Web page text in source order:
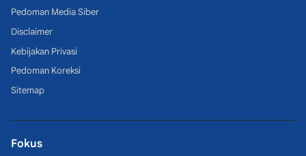
Pedoman Media Siber
Disclaimer
Kebijakan Privasi
Pedoman Koreksi
Sitemap
Fokus